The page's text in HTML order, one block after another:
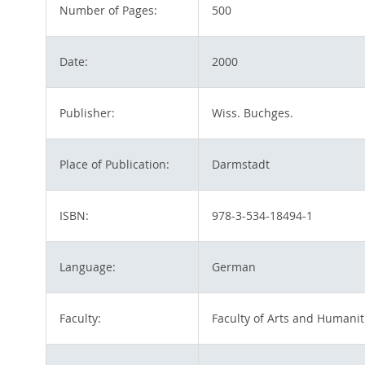
Number of Pages: 500
Date: 2000
Publisher: Wiss. Buchges.
Place of Publication: Darmstadt
ISBN: 978-3-534-18494-1
Language: German
Faculty: Faculty of Arts and